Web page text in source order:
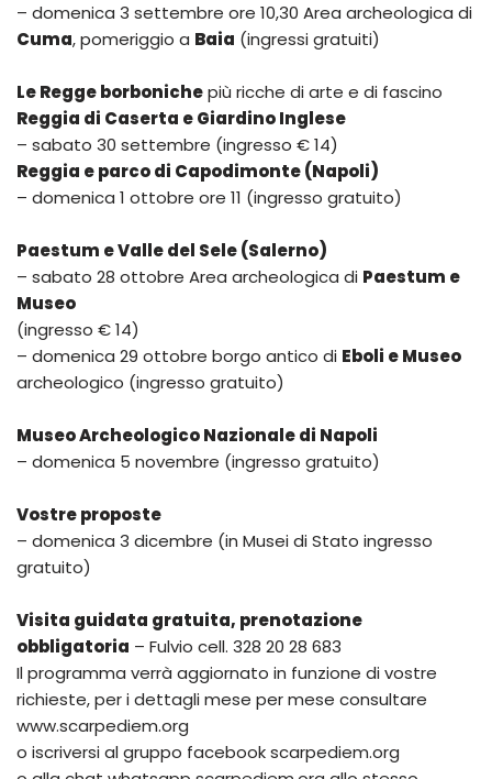
– domenica 3 settembre ore 10,30 Area archeologica di
Cuma, pomeriggio a Baia (ingressi gratuiti)
Le Regge borbonichepiù ricche di arte e di fascino
Reggia di Caserta e Giardino Inglese
– sabato 30 settembre (ingresso € 14)
Reggia e parco di Capodimonte (Napoli)
– domenica 1 ottobre ore 11 (ingresso gratuito)
Paestum e Valle del Sele (Salerno)
– sabato 28 ottobre Area archeologica di Paestum e
Museo
(ingresso € 14)
– domenica 29 ottobre borgo antico di Eboli e Museo
archeologico (ingresso gratuito)
Museo Archeologico Nazionale di Napoli
– domenica 5 novembre (ingresso gratuito)
Vostre proposte
– domenica 3 dicembre (in Musei di Stato ingresso
gratuito)
Visita guidata gratuita, prenotazione
obbligatoria – Fulvio cell. 328 20 28 683
Il programma verrà aggiornato in funzione di vostre
richieste, per i dettagli mese per mese consultare
www.scarpediem.org
o iscriversi al gruppo facebook scarpediem.org